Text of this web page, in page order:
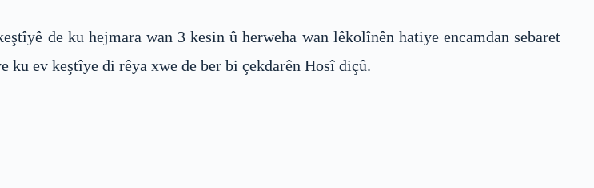
de ku hejmara wan 3 kesin û herweha wan lêkolînên hatiye encamdan sebaret
ku ev keştîye di rêya xwe de ber bi çekdarên Hosî diçû.